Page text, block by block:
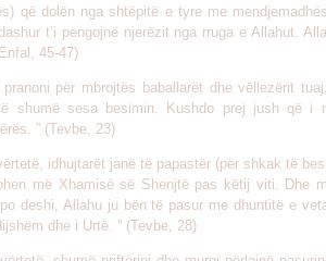
që dolën nga shtëpitë e tyre me
t’i pengojnë njerëzit nga rruga e Allahut.
45-47)
për mbrojtës baballarët dhe vëllezërit
shumë sesa besimin. Kushdo prej jush që i
” (Tevbe, 23)
idhujtarët janë të papastër (për shkak të
më Xhamisë së Shenjtë pas këtij viti. Dhe
deshi, Allahu ju bën të pasur me dhuntitë e
dhe i Urtë. ” (Tevbe, 28)